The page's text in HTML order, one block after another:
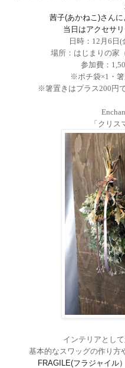
茜子(あかねこ )さんに
当日はアクセサ
日時： 12 月 6 日(
場所：はじまりの家
参加費：
※ポチ袋×1 ・
※箸置きはプラス 200円
「クリス
インテリアとし
基本的なスワッグの作り方
FRAGILE(フラジャイル